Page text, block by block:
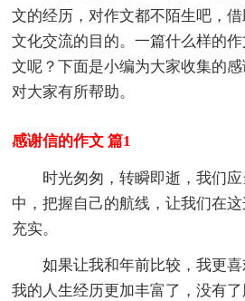
文的经历，对作文都不陌生吧，
文化交流的目的。一篇什么样的
文呢？下面是小编为大家收集的
对大家有所帮助。
感谢信的作文 篇1
时光匆匆，转瞬即逝，我们
中，把握自己的航线，让我们在
充实。
如果让我和年前比较，我更
我的人生经历更加丰富了，没有了